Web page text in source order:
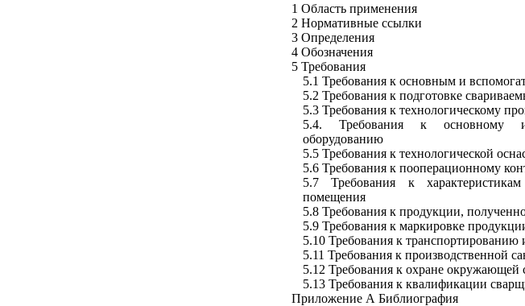
1 Область применения
2 Нормативные ссылки
3 Определения
4 Обозначения
5 Требования
5.1 Требования к основным и
5.2 Требования к подготовке
5.3 Требования к технологическому
5.4. Требования к основному и
оборудованию
5.5 Требования к технологической
5.6 Требования к пооперационному
5.7 Требования к
помещения
5.8 Требования к продукции,
5.9 Требования к маркировке
5.10 Требования к транспортированию
5.11 Требования к производственной
5.12 Требования к охране окружающей
5.13 Требования к квалификации
Приложение А Библиография